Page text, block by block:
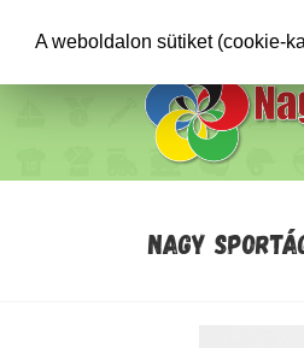
NAGY
A weboldalon sütiket (cookie-